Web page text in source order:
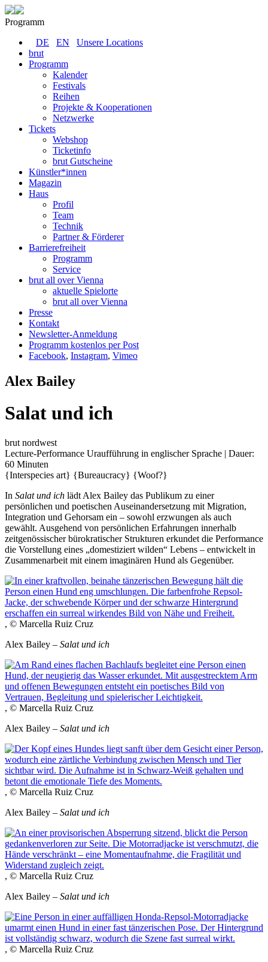
Programm
DE
EN
Unsere Locations
brut
Programm
Kalender
Festivals
Reihen
Projekte & Kooperationen
Netzwerke
Tickets
Webshop
Ticketinfo
brut Gutscheine
Künstler*innen
Magazin
Haus
Profil
Team
Technik
Partner & Förderer
Barrierefreiheit
Programm
Service
brut all over Vienna
aktuelle Spielorte
brut all over Vienna
Presse
Kontakt
Newsletter-Anmeldung
Programm kostenlos per Post
Facebook, Instagram, Vimeo
Alex Bailey
Salat und ich
brut nordwest
Lecture-Performance Uraufführung in englischer Sprache | Dauer:
60 Minuten
{Interspecies art} {Bureaucracy} {Woof?}
In Salat und ich lädt Alex Bailey das Publikum zu einer
persönlichen und poetischen Auseinandersetzung mit Migration,
Integration und Gehorsam ein – sowohl erzwungen als auch
gewählt. Ausgehend von persönlichen Erfahrungen innerhalb
zeitgenössischer bürokratischer Strukturen erkundet die Performance
die Vorstellung eines „domestiziert wilden“ Lebens – entwickelt in
Zusammenarbeit mit einem imaginären Hund als Gegenüber.
, © Marcella Ruiz Cruz
Alex Bailey – Salat und ich
, © Marcella Ruiz Cruz
Alex Bailey – Salat und ich
, © Marcella Ruiz Cruz
Alex Bailey – Salat und ich
, © Marcella Ruiz Cruz
Alex Bailey – Salat und ich
, © Marcella Ruiz Cruz